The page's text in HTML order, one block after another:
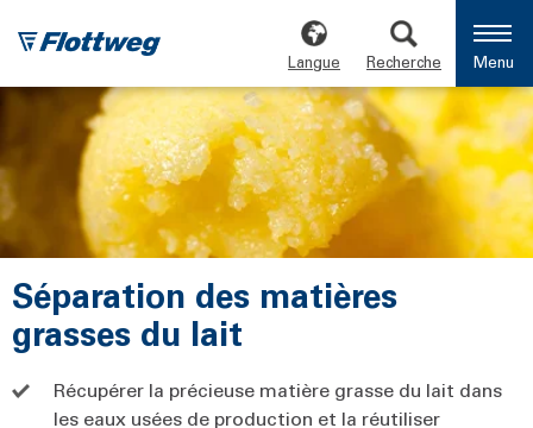
Langue Recherche Menu
Séparation des matières
grasses du lait
Récupérer la précieuse matière grasse du lait dans
les eaux usées de production et la réutiliser